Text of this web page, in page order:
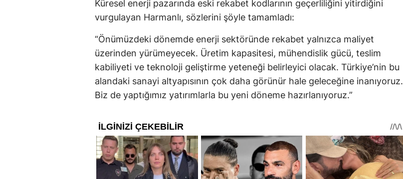
Küresel enerji pazarında eski rekabet kodlarının geçerliliğini yitirdiğini
vurgulayan Harmanlı, sözlerini şöyle tamamladı:
“Önümüzdeki dönemde enerji sektöründe rekabet yalnızca maliyet
üzerinden yürümeyecek. Üretim kapasitesi, mühendislik gücü, teslim
kabiliyeti ve teknoloji geliştirme yeteneği belirleyici olacak. Türkiye’nin bu
alandaki sanayi altyapısının çok daha görünür hale geleceğine inanıyoruz.
Biz de yaptığımız yatırımlarla bu yeni döneme hazırlanıyoruz.”